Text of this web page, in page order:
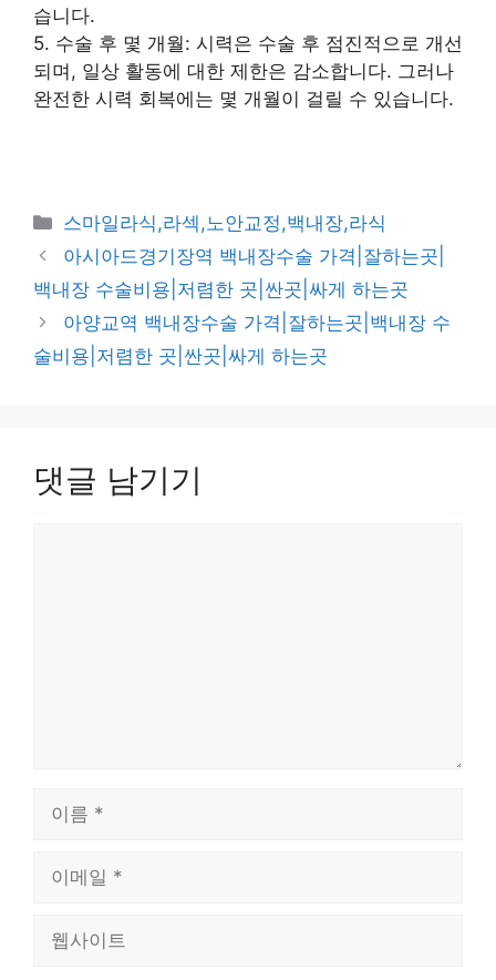
습니다.
5. 수술 후 몇 개월: 시력은 수술 후 점진적으로 개선
되며, 일상 활동에 대한 제한은 감소합니다. 그러나
완전한 시력 회복에는 몇 개월이 걸릴 수 있습니다.
카
테
리
스마일라식,라섹,노안교정,백내장,라식
아시아드경기장역 백내장수술 가격|잘하는곳|
백내장 수술비용|저렴한 곳|싼곳|싸게 하는곳
아양교역 백내장수술 가격|잘하는곳|백내장 수
술비용|저렴한 곳|싼곳|싸게 하는곳
댓글 남기기